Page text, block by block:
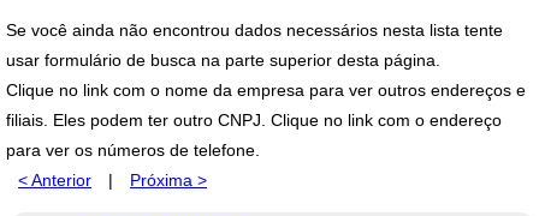
Se você ainda não encontrou dados necessários nesta lista tente
usar formulário de busca na parte superior desta página.
Clique no link com o nome da empresa para ver outros endereços e
filiais. Eles podem ter outro CNPJ. Clique no link com o endereço
para ver os números de telefone.
< Anterior
| Próxima >